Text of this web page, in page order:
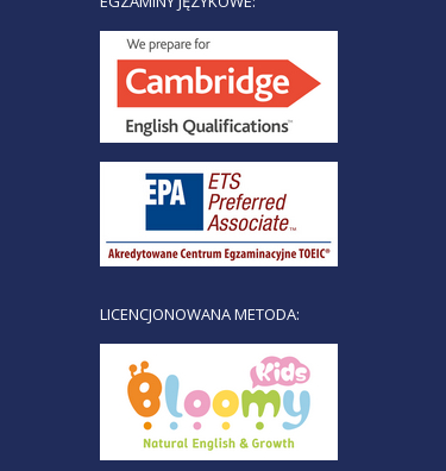
LICENCJONOWANA METODA: